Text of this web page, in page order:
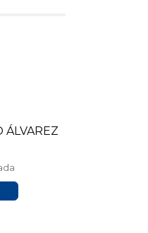
ÁLVAREZ